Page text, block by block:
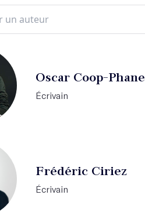
Oscar Coop-Phane
Écrivain
Frédéric Ciriez
Écrivain